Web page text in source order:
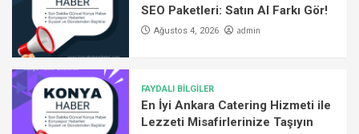
SEO Paketleri: Satın Al Farkı Gör!
Ağustos 4, 2026 admin
FAYDALI BİLGİLER
En İyi Ankara Catering Hizmeti ile
Lezzeti Misafirlerinize Taşıyın